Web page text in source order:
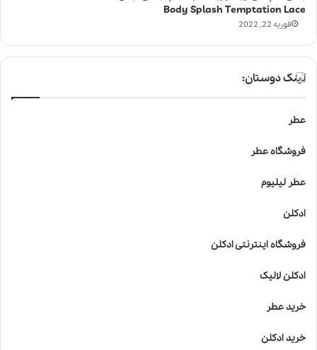
Body Splash Temptation Lace
فوریه 22, 2022
لینک دوستان:
عطر
فروشگاه عطر
عطر لیلیوم
ادکلن
فروشگاه اینترنتی ادکلن
ادکلن لالیک
خرید عطر
خرید ادکلن